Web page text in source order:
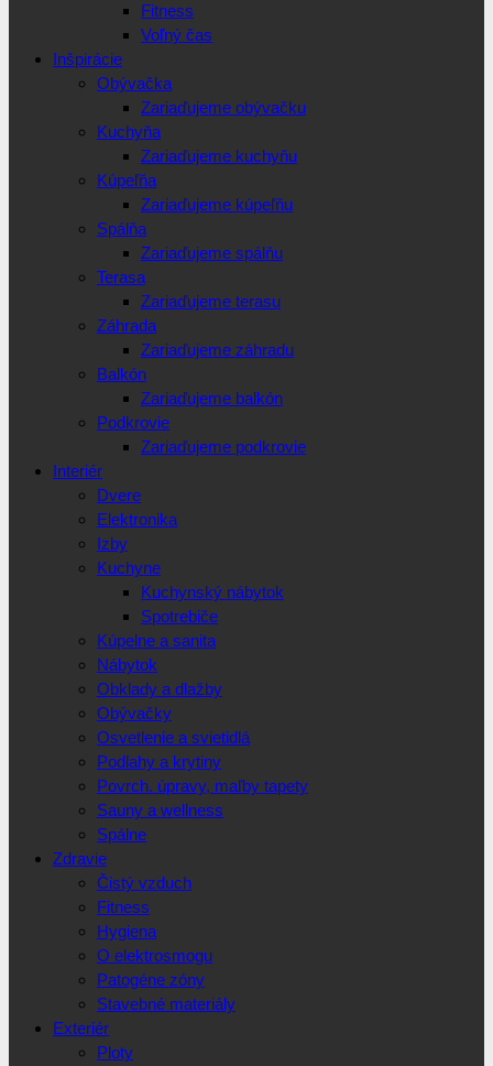
Fitness
Voľný čas
Inšpirácie
Obývačka
Zariaďujeme obývačku
Kuchyňa
Zariaďujeme kuchyňu
Kúpeľňa
Zariaďujeme kúpeľňu
Spálňa
Zariaďujeme spálňu
Terasa
Zariaďujeme terasu
Záhrada
Zariaďujeme záhradu
Balkón
Zariaďujeme balkón
Podkrovie
Zariaďujeme podkrovie
Interiér
Dvere
Elektronika
Izby
Kuchyne
Kuchynský nábytok
Spotrebiče
Kúpelne a sanita
Nábytok
Obklady a dlažby
Obývačky
Osvetlenie a svietidlá
Podlahy a krytiny
Povrch. úpravy, maľby tapety
Sauny a wellness
Spálne
Zdravie
Čistý vzduch
Fitness
Hygiena
O elektrosmogu
Patogéne zóny
Stavebné materiály
Exteriér
Ploty